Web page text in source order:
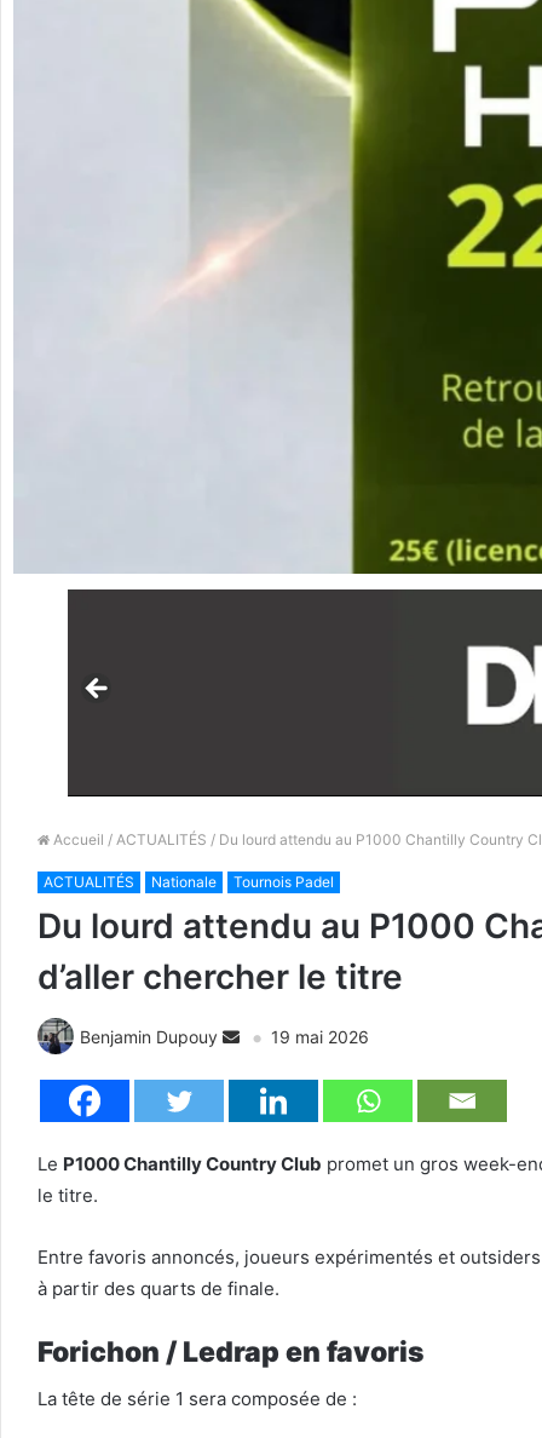
Accueil / ACTUALITÉS / Du lourd attendu au P1000 Chantilly Country
ACTUALITÉS Nationale Tournois Padel
Du lourd attendu au P1000
d’aller chercher le titre
Benjamin Dupouy 19 mai 2026
Le P1000 Chantilly Country Club promet un gros week-
le titre.
Entre favoris annoncés, joueurs expérimentés et
à partir des quarts de finale.
Forichon / Ledrap en favoris
La tête de série 1 sera composée de :